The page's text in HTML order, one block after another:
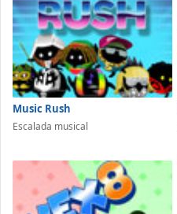
Music Rush
Escalada musical